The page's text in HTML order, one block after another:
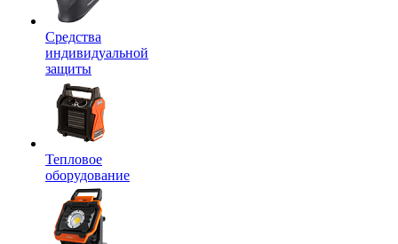
Средства
индивидуальной
защиты
Тепловое
оборудование